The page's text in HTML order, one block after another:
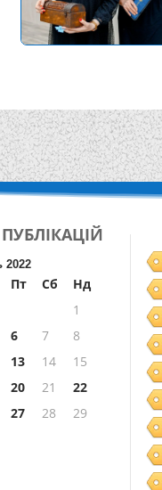
ПУБЛІКАЦІЙ
2022
Пт Сб
Нд
1
6 7
8
13 14
15
20 21
22
27 28
29